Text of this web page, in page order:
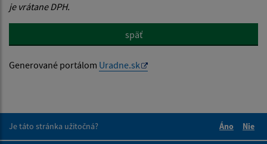
je vrátane DPH.
späť
Generované portálom Uradne.sk
Je táto stránka užitočná?
Áno
Nie